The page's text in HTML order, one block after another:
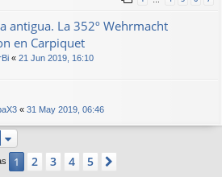
antigua. La 352º Wehrmacht
en Carpiquet
« 21 Jun 2019, 16:10
« 31 May 2019, 06:46
1 2 3 4 5